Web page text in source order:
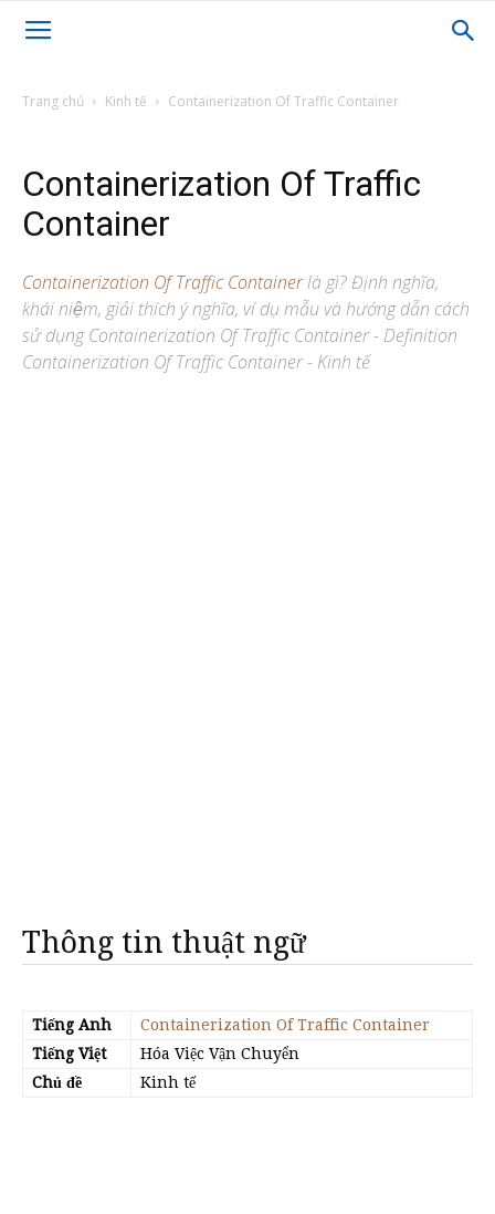
Trang chủ Kinh tế Containerization Of Traffic Container
Containerization Of Traffic
Container
Containerization Of Traffic Containerlà gì? Định nghĩa,
khái niệm, giải thích ý nghĩa, ví dụ mẫu và hướng dẫn cách
sử dụng Containerization Of Traffic Container - Definition
Containerization Of Traffic Container - Kinh tế
Thông tin thuật ngữ
Tiếng Anh
Containerization Of Traffic Container
Tiếng Việt
Hóa Việc Vận Chuyển
Chủ đề
Kinh tế